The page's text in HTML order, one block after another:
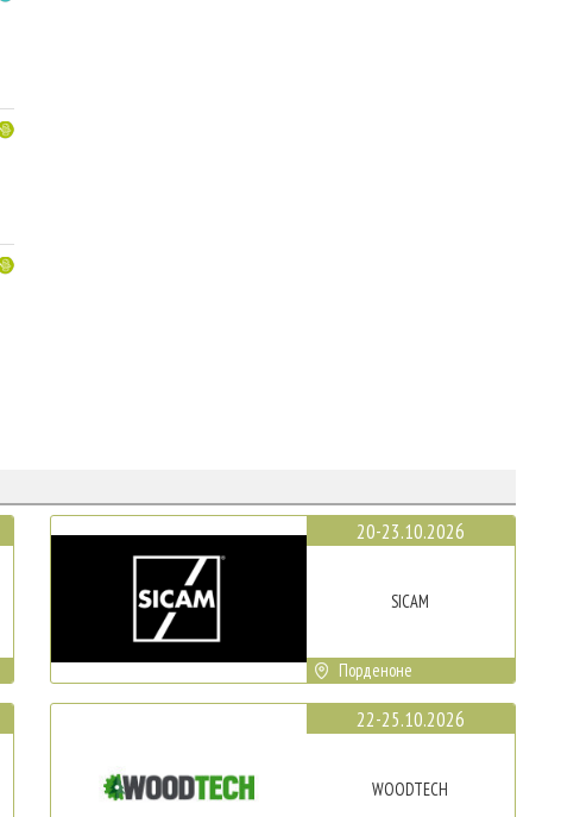
20-23.10.2026
SICAM
Порденоне
22-25.10.2026
WOODTECH